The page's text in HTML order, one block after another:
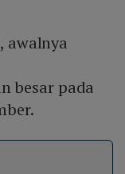
awalnya
besar pada